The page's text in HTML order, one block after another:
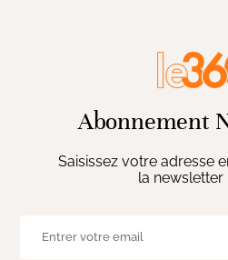
Abonnement
Saisissez votre adresse
la newsletter